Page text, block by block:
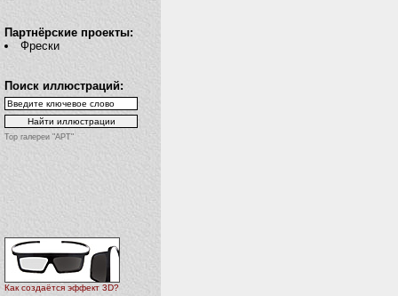
Партнёрские проекты:
Фрески
Поиск иллюстраций:
Top галереи "АРТ"
Как создаётся эффект 3D?